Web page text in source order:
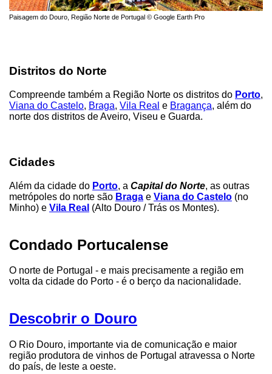
Paisagem do Douro, Região Norte de Portugal © Google Earth Pro
Distritos do Norte
Compreende também a Região Norte os distritos do Porto,
Viana do Castelo, Braga, Vila Real e Bragança, além do
norte dos distritos de Aveiro, Viseu e Guarda.
Cidades
Além da cidade do Porto, a Capital do Norte, as outras
metrópoles do norte são Braga e Viana do Castelo (no
Minho) e Vila Real (Alto Douro / Trás os Montes).
Condado Portucalense
O norte de Portugal - e mais precisamente a região em
volta da cidade do Porto - é o berço da nacionalidade.
Descobrir o Douro
O Rio Douro, importante via de comunicação e maior
região produtora de vinhos de Portugal atravessa o Norte
do país, de leste a oeste.